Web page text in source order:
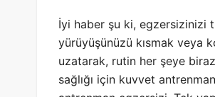
İyi haber şu ki, egzersizinizi
yürüyüşünüzü kısmak veya
uzatarak, rutin her şeye
sağlığı için kuvvet